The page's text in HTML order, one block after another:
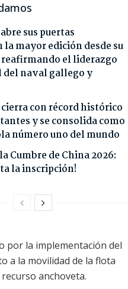
sus puertas
mayor edición desde su
el liderazgo
naval gallego y
cierra con récord histórico
y se consolida como
número uno del mundo
Cumbre de China 2026:
la inscripción!
por la implementación del
a la movilidad de la flota
anchoveta.